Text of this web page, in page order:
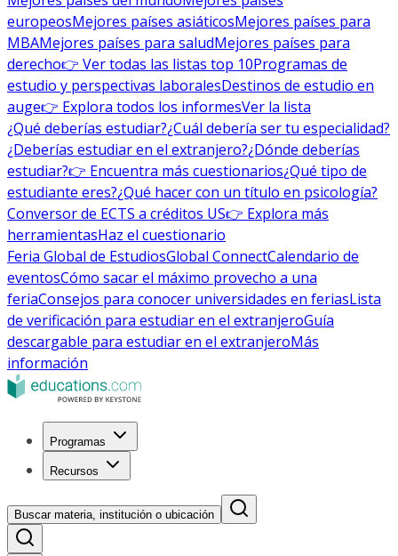
europeosMejores países asiáticosMejores países para
MBAMejores países para saludMejores países para
derecho👉 Ver todas las listas top 10Programas de
estudio y perspectivas laboralesDestinos de estudio en
auge👉 Explora todos los informesVer la lista
¿Qué deberías estudiar?¿Cuál debería ser tu especialidad?
¿Deberías estudiar en el extranjero?¿Dónde deberías
estudiar?👉 Encuentra más cuestionarios¿Qué tipo de
estudiante eres?¿Qué hacer con un título en psicología?
Conversor de ECTS a créditos US👉 Explora más
herramientasHaz el cuestionario
Feria Global de EstudiosGlobal ConnectCalendario de
eventosCómo sacar el máximo provecho a una
feriaConsejos para conocer universidades en feriasLista
de verificación para estudiar en el extranjeroGuía
descargable para estudiar en el extranjeroMás
información
Programas
Recursos
Buscar materia, institución o ubicación